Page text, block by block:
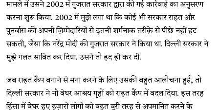
मामले में उसने 2002 में गुजरात सरकार द्वारा की गई कार्रवाई का अनुसरण
करना शुरू किया. 2002 में मुझे लगा था कि कोई भी सरकार राहत और
पुनर्वास की अपनी ज़िम्मेदारियों से इतनी शर्मनाक तरीक़े से पीछे नहीं हट
सकती, जैसा कि नरेंद्र मोदी की गुजरात सरकार ने किया था. दिल्ली सरकार ने
मुझे गलत साबित कर दिया. उसने तो हद ही कर दी.
जब राहत कैंप बनाने से मना करने के लिए उसकी बहुत आलोचना हुई, तो
दिल्ली सरकार ने नौ बेघर आश्रय गृहों को राहत कैंप में बदल दिया. इस तरह
हिंसा में बेघर हुए हज़ारों लोगों को बहुत बुरी तरह से अपमानित करने के